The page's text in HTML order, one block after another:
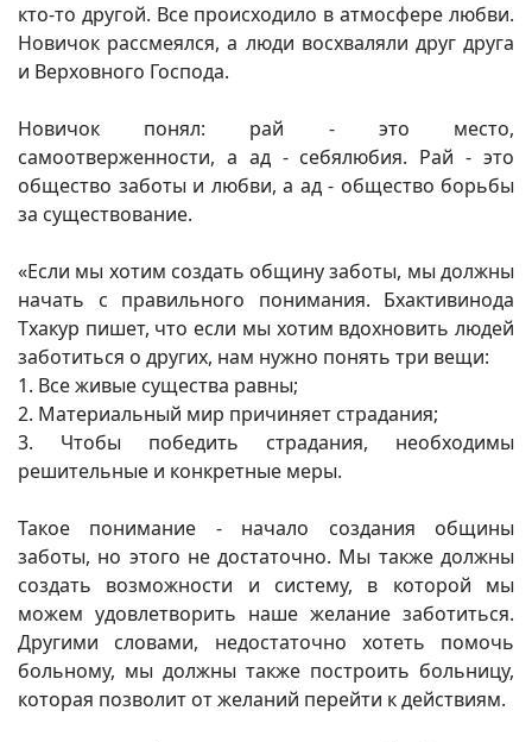
кто-то другой. Все происходило в атмосфере любви.
Новичок рассмеялся, а люди восхваляли друг друга
и Верховного Господа.
Новичок понял: рай - это место,
самоотверженности, а ад - себялюбия. Рай - это
общество заботы и любви, а ад - общество борьбы
за существование.
«Если мы хотим создать общину заботы, мы должны
начать с правильного понимания. Бхактивинода
Тхакур пишет, что если мы хотим вдохновить людей
заботиться о других, нам нужно понять три вещи:
1. Все живые существа равны;
2. Материальный мир причиняет страдания;
3. Чтобы победить страдания, необходимы
решительные и конкретные меры.
Такое понимание - начало создания общины
заботы, но этого не достаточно. Мы также должны
создать возможности и систему, в которой мы
можем удовлетворить наше желание заботиться.
Другими словами, недостаточно хотеть помочь
больному, мы должны также построить больницу,
которая позволит от желаний перейти к действиям.